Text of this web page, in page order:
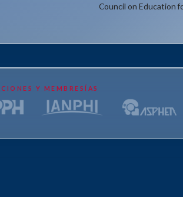
Council on Education
Y MEMBRESÍAS